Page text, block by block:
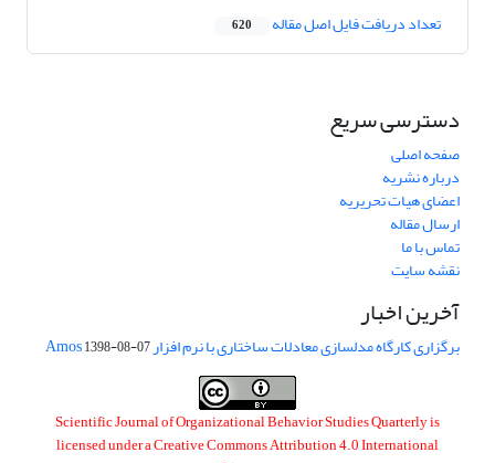
تعداد دریافت فایل اصل مقاله 620
دسترسی سریع
صفحه اصلی
درباره نشریه
اعضای هیات تحریریه
ارسال مقاله
تماس با ما
نقشه سایت
آخرین اخبار
برگزاری کارگاه مدلسازی معادلات ساختاری با نرم افزار Amos1398-08-07
Scientific Journal of Organizational Behavior Studies Quarterly is
licensed under aCreative Commons Attribution 4.0 International